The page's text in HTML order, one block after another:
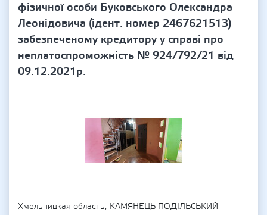
фізичної особи Буковського Олександра
Леонідовича (ідент. номер 2467621513)
забезпеченому кредитору у справі про
неплатоспроможність № 924/792/21 від
09.12.2021р.
Хмельницкая область, КАМЯНЕЦЬ-ПОДІЛЬСЬКИЙ